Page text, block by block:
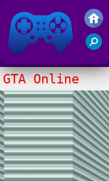
Gry Friv 5
GTA Online